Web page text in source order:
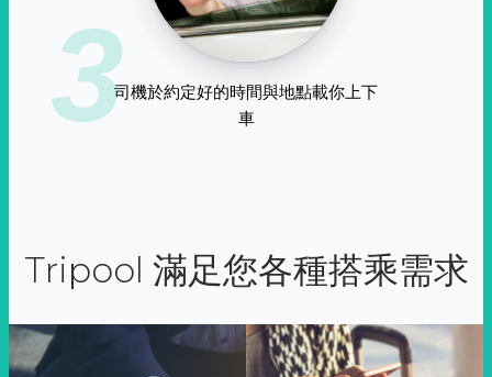
3司機於約定好的時間與地點載你上下
車
Tripool 滿足您各種搭乘需求